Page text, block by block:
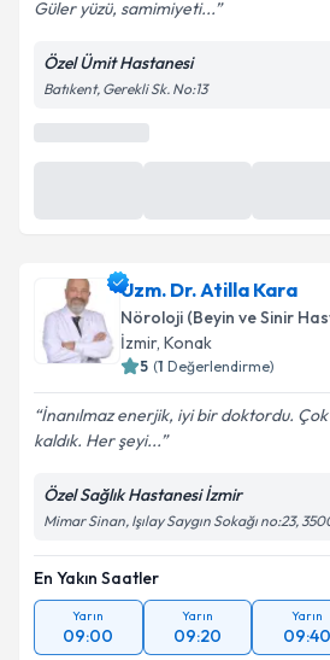
Güler yüzü, samimiyeti...
Özel Ümit Hastanesi
Batıkent, Gerekli Sk. No:13
Uzm. Dr. Atilla Kara
Nöroloji (Beyin ve Sinir
İzmir, Konak
5 (1 Değerlendirme)
İnanılmaz enerjik, iyi bir doktordu.
kaldık. Her şeyi...
Özel Sağlık Hastanesi İzmir
Mimar Sinan, Işılay Saygın Sokağı no:23,
En Yakın Saatler
Yarın
09:00
Yarın
09:20
Yarın
09:40